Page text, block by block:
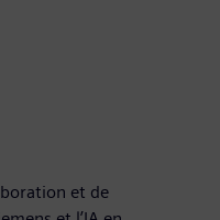
et de